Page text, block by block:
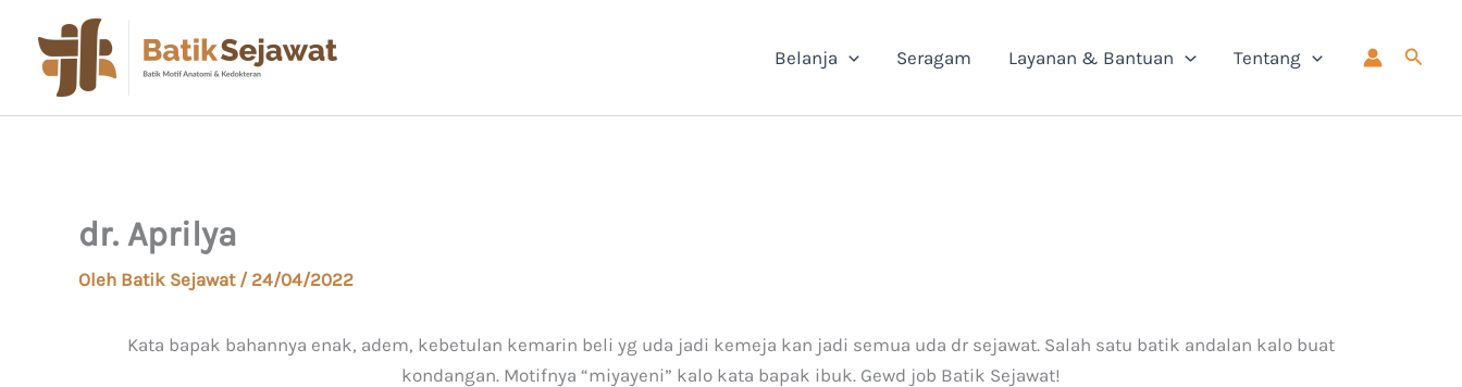
konten
Belanja Seragam Layanan & Bantuan Tentang Cari
dr. Aprilya
Oleh Batik Sejawat / 24/04/2022
Kata bapak bahannya enak, adem, kebetulan kemarin beli yg uda jadi kemeja kan jadi semua uda dr sejawat. Salah satu batik andalan kalo buat
kondangan. Motifnya “miyayeni” kalo kata bapak ibuk. Gewd job Batik Sejawat!